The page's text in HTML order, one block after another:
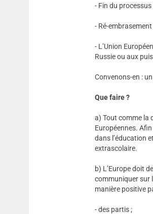
- Fin du
- Ré-
- L’Union
Russie ou aux
Convenons-en :
Que faire ?
a) Tout comme la
Européennes.
dans l’éducation
extrascolaire.
b) L’Europe doit
communiquer sur
manière positive
- des partis ;